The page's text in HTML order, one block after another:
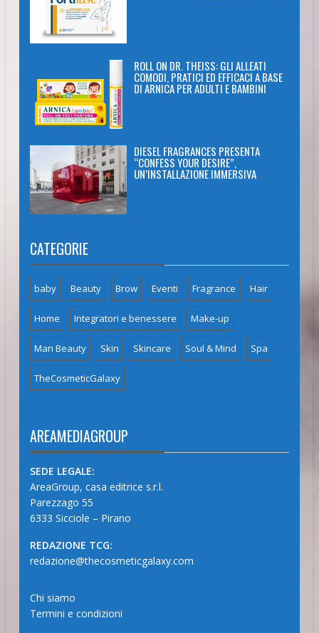
ROLL ON DR. THEISS: GLI ALLEATI
COMODI, PRATICI ED EFFICACI A BASE
DI ARNICA PER ADULTI E BAMBINI
DIESEL FRAGRANCES PRESENTA
“CONFESS YOUR DESIRE”,
UN’INSTALLAZIONE IMMERSIVA
CATEGORIE
baby Beauty Brow Eventi Fragrance Hair
Home Integratori e benessere Make-up
Man Beauty Skin Skincare Soul & Mind Spa
TheCosmeticGalaxy
AREAMEDIAGROUP
SEDE LEGALE:
AreaGroup, casa editrice s.r.l.
Parezzago 55
6333 Sicciole – Pirano
REDAZIONE TCG:
redazione@thecosmeticgalaxy.com
Chi siamo
Termini e condizioni